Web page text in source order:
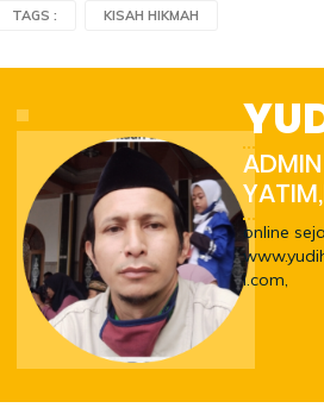
TAGS : KISAH HIKMAH
online
i.com,